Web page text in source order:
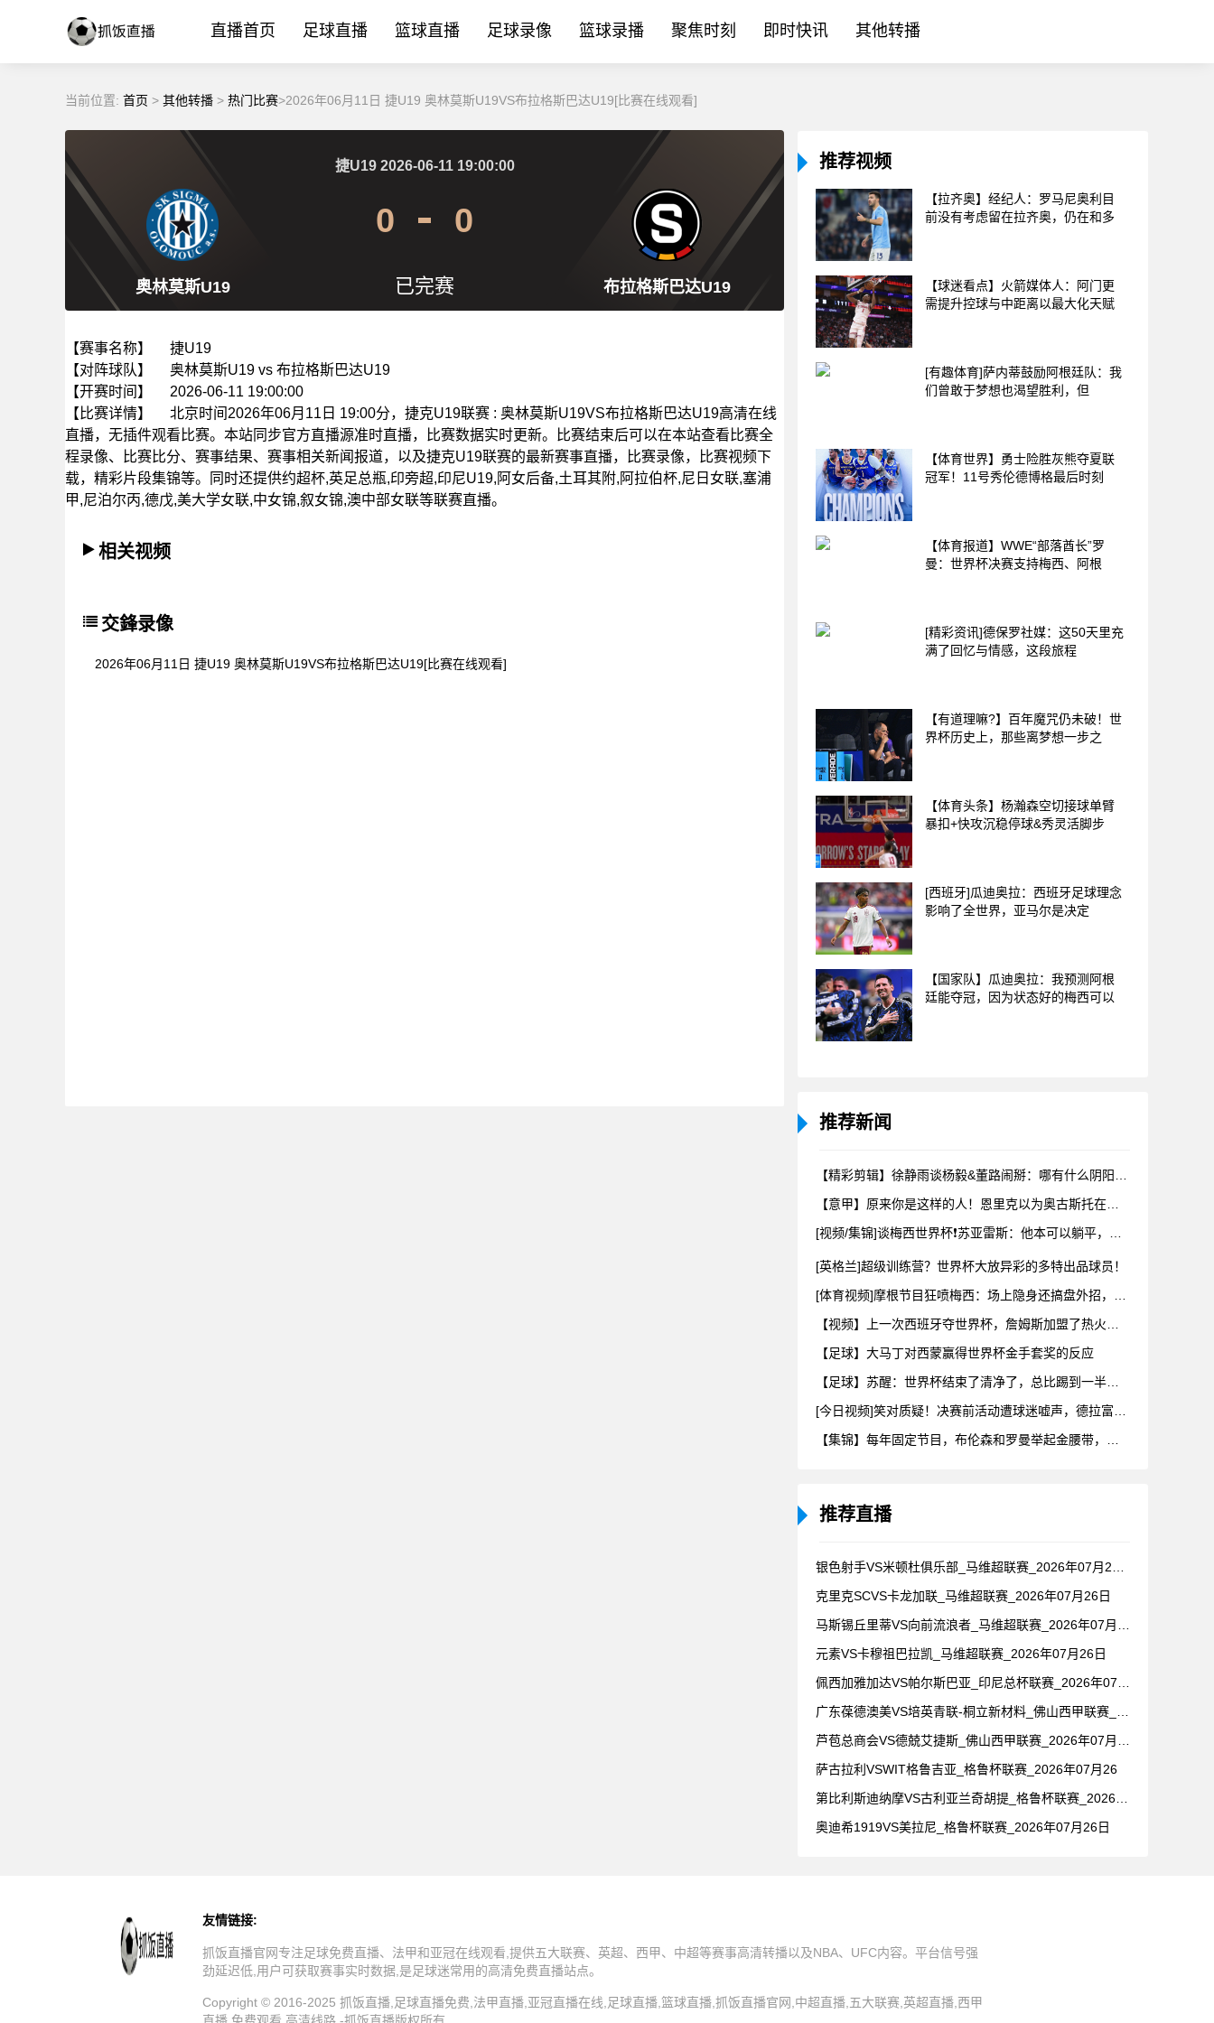
直播首页 足球直播 篮球直播 足球录像 篮球录播 聚焦时刻 即时快讯 其他转播
当前位置: 首页 > 其他转播 > 热门比赛>2026年06月11日 捷U19 奥林莫斯U19VS布拉格斯巴达U19[比赛在线观看]
奥林莫斯U19 布拉格斯巴达U19
捷U19 2026-06-11 19:00:00
0 0
已完赛
【赛事名称】
捷U19
【对阵球队】
奥林莫斯U19 vs 布拉格斯巴达U19
【开赛时间】
2026-06-11 19:00:00
【比赛详情】
北京时间2026年06月11日 19:00分，捷克U19联赛 : 奥林莫斯U19VS布拉格斯巴达U19高清在线
直播，无插件观看比赛。本站同步官方直播源准时直播，比赛数据实时更新。比赛结束后可以在本站查看比赛全
程录像、比赛比分、赛事结果、赛事相关新闻报道，以及捷克U19联赛的最新赛事直播，比赛录像，比赛视频下
载，精彩片段集锦等。同时还提供约超杯,英足总瓶,印旁超,印尼U19,阿女后备,土耳其附,阿拉伯杯,尼日女联,塞浦
甲,尼泊尔丙,德戊,美大学女联,中女锦,叙女锦,澳中部女联等联赛直播。
相关视频
交鋒录像
2026年06月11日 捷U19 奥林莫斯U19VS布拉格斯巴达U19[比赛在线观看]
推荐视频
【拉齐奥】经纪人：罗马尼奥利目
前没有考虑留在拉齐奥，仍在和多
【球迷看点】火箭媒体人：阿门更
需提升控球与中距离以最大化天赋
[有趣体育]萨内蒂鼓励阿根廷队：我
们曾敢于梦想也渴望胜利，但
【体育世界】勇士险胜灰熊夺夏联
冠军！11号秀伦德博格最后时刻
【体育报道】WWE“部落酋长”罗
曼：世界杯决赛支持梅西、阿根
[精彩资讯]德保罗社媒：这50天里充
满了回忆与情感，这段旅程
【有道理嘛?】百年魔咒仍未破！世
界杯历史上，那些离梦想一步之
【体育头条】杨瀚森空切接球单臂
暴扣+快攻沉稳停球&秀灵活脚步
[西班牙]瓜迪奥拉：西班牙足球理念
影响了全世界，亚马尔是决定
【国家队】瓜迪奥拉：我预测阿根
廷能夺冠，因为状态好的梅西可以
推荐新闻
[英格兰]超级训练营？世界杯大放异彩的多特出品球员！
【足球】大马丁对西蒙赢得世界杯金手套奖的反应
推荐直播
克里克SCVS卡龙加联_马维超联赛_2026年07月26日
元素VS卡穆祖巴拉凯_马维超联赛_2026年07月26日
萨古拉利VSWIT格鲁吉亚_格鲁杯联赛_2026年07月26
奥迪希1919VS美拉尼_格鲁杯联赛_2026年07月26日
友情链接:
抓饭直播官网专注足球免费直播、法甲和亚冠在线观看,提供五大联赛、英超、西甲、中超等赛事高清转播以及NBA、UFC内容。平台信号强
劲延迟低,用户可获取赛事实时数据,是足球迷常用的高清免费直播站点。
Copyright © 2016-2025 抓饭直播,足球直播免费,法甲直播,亚冠直播在线,足球直播,篮球直播,抓饭直播官网,中超直播,五大联赛,英超直播,西甲